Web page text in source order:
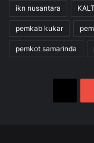
ikn nusantara
pemkab kukar
pemkot samarinda